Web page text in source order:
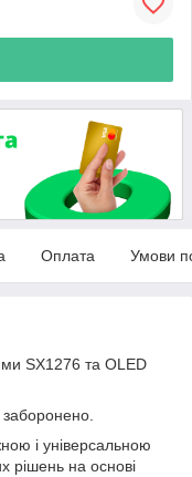
Оплата Умови
SX1276 та OLED
заборонено.
і універсальною
рішень на основі